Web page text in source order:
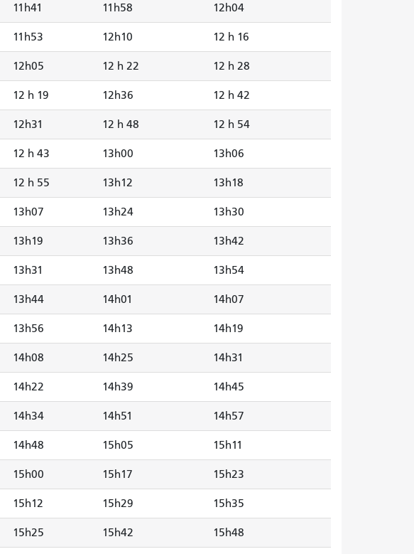
11h41 11h58 12h04
11h53 12h10 12 h 16
12h05 12 h 22 12 h 28
12 h 19 12h36 12 h 42
12h31 12 h 48 12 h 54
12 h 43 13h00 13h06
12 h 55 13h12 13h18
13h07 13h24 13h30
13h19 13h36 13h42
13h31 13h48 13h54
13h44 14h01 14h07
13h56 14h13 14h19
14h08 14h25 14h31
14h22 14h39 14h45
14h34 14h51 14h57
14h48 15h05 15h11
15h00 15h17 15h23
15h12 15h29 15h35
15h25 15h42 15h48